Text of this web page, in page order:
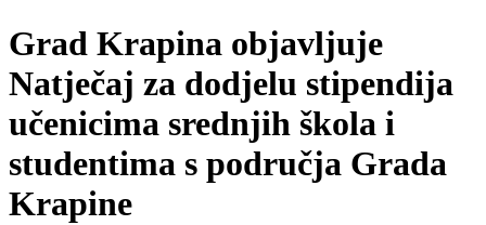
Grad Krapina objavljuje
Natječaj za dodjelu stipendija
učenicima srednjih škola i
studentima s područja Grada
Krapine